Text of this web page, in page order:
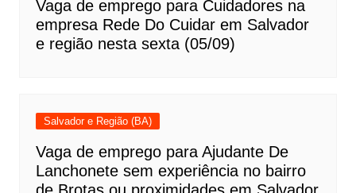
Vaga de emprego para Cuidadores na
empresa Rede Do Cuidar em Salvador
e região nesta sexta (05/09)
Salvador e Região (BA)
Vaga de emprego para Ajudante De
Lanchonete sem experiência no bairro